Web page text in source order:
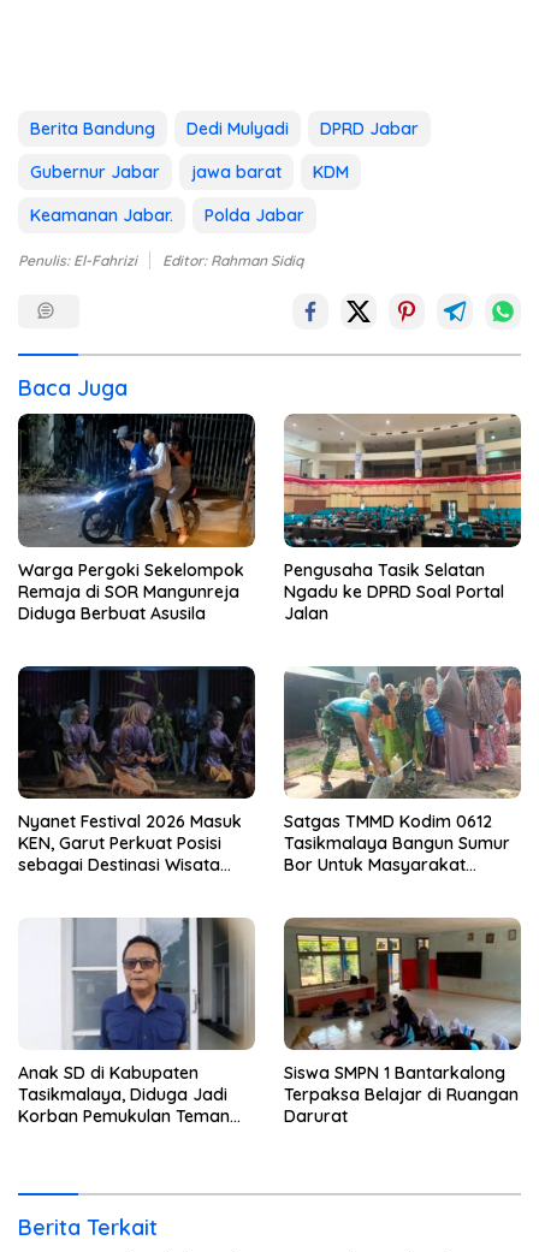
Berita Bandung Dedi Mulyadi
DPRD Jabar
Gubernur Jabar
jawa barat
KDM
Keamanan Jabar.
Polda Jabar
Penulis: El-Fahrizi Editor: Rahman Sidiq
Baca Juga
Warga Pergoki Sekelompok
Remaja di SOR Mangunreja
Diduga Berbuat Asusila
Pengusaha Tasik Selatan
Ngadu ke DPRD Soal Portal
Jalan
Nyanet Festival 2026 Masuk
KEN, Garut Perkuat Posisi
sebagai Destinasi Wisata
Satgas TMMD Kodim 0612
Tasikmalaya Bangun Sumur
Bor Untuk Masyarakat
Anak SD di Kabupaten
Tasikmalaya, Diduga Jadi
Korban Pemukulan Teman
Siswa SMPN 1 Bantarkalong
Terpaksa Belajar di Ruangan
Darurat
Berita Terkait